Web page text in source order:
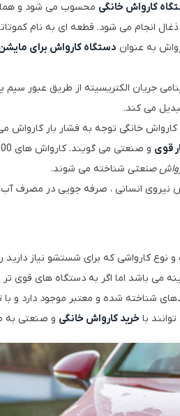
کارواش خانگی محسوب می شود و
ذغال انجام می شود. قطعه ای به نام
به عنوان دستگاه کارواش برای
جریان الکتریسیته از طریق عبور
می کند.
قوی
صنعتی شناخته می شوند.
انسانی ، صرفه جویی در مصرف آب و
و نوع کارواشی که برای شستشو نیاز
می باشد اما اگر به دستگاه های قوی تر
شناخته شده و معتبر موجود دارد
با خرید کارواش خانگی و صنعتی به